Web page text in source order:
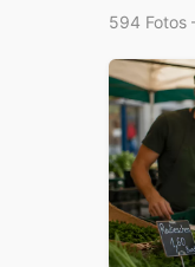
594 Fotos